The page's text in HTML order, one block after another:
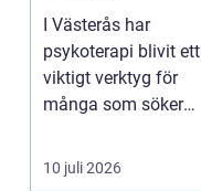
I Västerås har
psykoterapi blivit ett
viktigt verktyg för
många som söker
välmående i liv...
10 juli 2026